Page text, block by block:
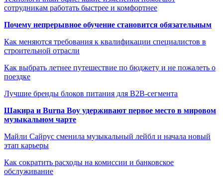
сотрудникам работать быстрее и комфортнее
Почему непрерывное обучение становится обязательным
Как меняются требования к квалификации специалистов в
строительной отрасли
Как выбрать летнее путешествие по бюджету и не пожалеть о
поездке
Лучшие бренды блоков питания для B2B-сегмента
Шакира и Burna Boy удерживают первое место в мировом
музыкальном чарте
Майли Сайрус сменила музыкальный лейбл и начала новый
этап карьеры
Как сократить расходы на комиссии и банковское
обслуживание